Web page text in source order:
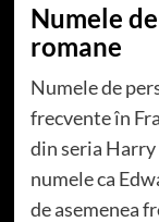
Numele
romane
Numele de
frecvente în
din seria
numele ca
de asemenea